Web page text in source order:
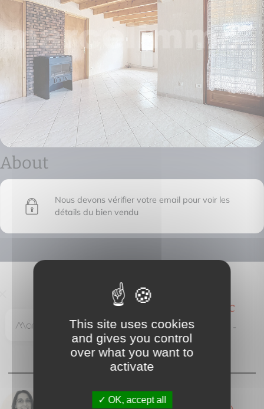
About
Nous devons vérifier votre email pour voir les
détails du bien vendu
Marcel immo Florac
43 avenue Jean Monestier, -
48400 FLORAC
This site uses cookies
and gives you control
over what you want to
activate
OK, accept all